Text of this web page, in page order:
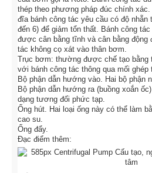
thép theo phương pháp đúc chính
đĩa bánh công tác yêu cầu có độ
đến 6) để giảm tổn thất. Bánh công
được cân bằng tĩnh và cân bằng động
tác không cọ xát vào thân bơm.
Trục bơm: thường được chế tạo
với bánh công tác thông qua mối ghép
Bộ phận dẫn hướng vào. Hai bộ phận
Bộ phận dẫn hướng ra (buồng xoắn
dạng tương đối phức tạp.
Ống hút. Hai loại ống này có thể làm
cao su.
Ống đẩy.
Đạc điểm thêm: